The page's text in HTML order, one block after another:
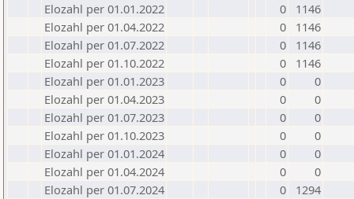
Elozahl per 01.01.2022
0
1146
Elozahl per 01.04.2022
0
1146
Elozahl per 01.07.2022
0
1146
Elozahl per 01.10.2022
0
1146
Elozahl per 01.01.2023
0
0
Elozahl per 01.04.2023
0
0
Elozahl per 01.07.2023
0
0
Elozahl per 01.10.2023
0
0
Elozahl per 01.01.2024
0
0
Elozahl per 01.04.2024
0
0
Elozahl per 01.07.2024
0
1294